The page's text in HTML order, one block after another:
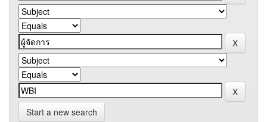
Start a new search